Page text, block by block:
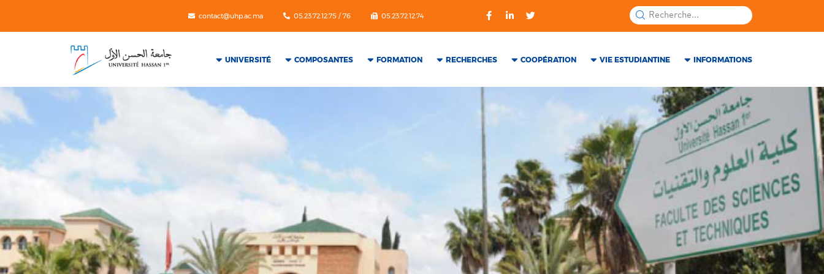
contact@uhp.ac.ma 05.23.72.12.75 / 76 05.23.72.12.74
UNIVERSITÉ COMPOSANTES FORMATION RECHERCHES COOPÉRATION VIE ESTUDIANTINE INFORMATIONS